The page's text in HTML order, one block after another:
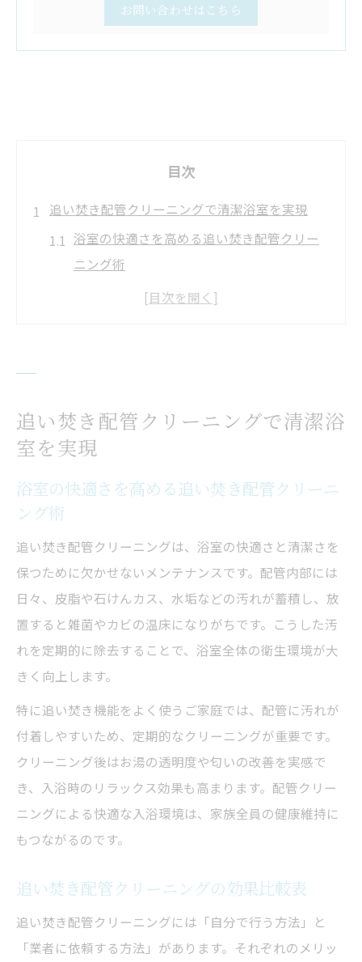
お問い合わせはこちら
目次
追い焚き配管クリーニングで清潔浴室を実現
浴室の快適さを高める追い焚き配管クリー
ニング術
追い焚き配管クリーニングの効果比較表
配管クリーニング効果が高まる理由を解説
は
い理由
配管内部の雑菌繁殖を防ぐ秘訣
高圧洗浄と通常洗浄の効果比較表
配管クリーニングで節約できる光熱費の実
例
健康守るための配管洗浄メンテナンスポイント
健康リスクを減らす追い焚き配管クリーニ
ング
配管洗浄で防ぐカビ・雑菌の増殖
快適な生活へ導く配管清掃サイクルとは
理想的な配管クリーニング頻度の目安
追い焚き配管クリーニングで快適生活を実
追い焚き配管クリーニングで清潔浴
室を実現
浴室の快適さを高める追い焚き配管クリーニ
ング術
追い焚き配管クリーニングは、浴室の快適さと清潔さを
保つために欠かせないメンテナンスです。配管内部には
日々、皮脂や石けんカス、水垢などの汚れが蓄積し、放
置すると雑菌やカビの温床になりがちです。こうした汚
れを定期的に除去することで、浴室全体の衛生環境が大
きく向上します。
特に追い焚き機能をよく使うご家庭では、配管に汚れが
付着しやすいため、定期的なクリーニングが重要です。
クリーニング後はお湯の透明度や匂いの改善を実感で
き、入浴時のリラックス効果も高まります。配管クリー
ニングによる快適な入浴環境は、家族全員の健康維持に
もつながるのです。
追い焚き配管クリーニングの効果比較表
追い焚き配管クリーニングには「自分で行う方法」と
「業者に依頼する方法」があります。それぞれのメリッ